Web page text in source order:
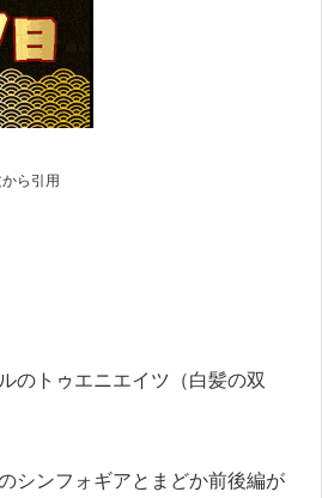
ら引用
トゥエニエイツ（白髪の双
シンフォギアとまどか前後編が